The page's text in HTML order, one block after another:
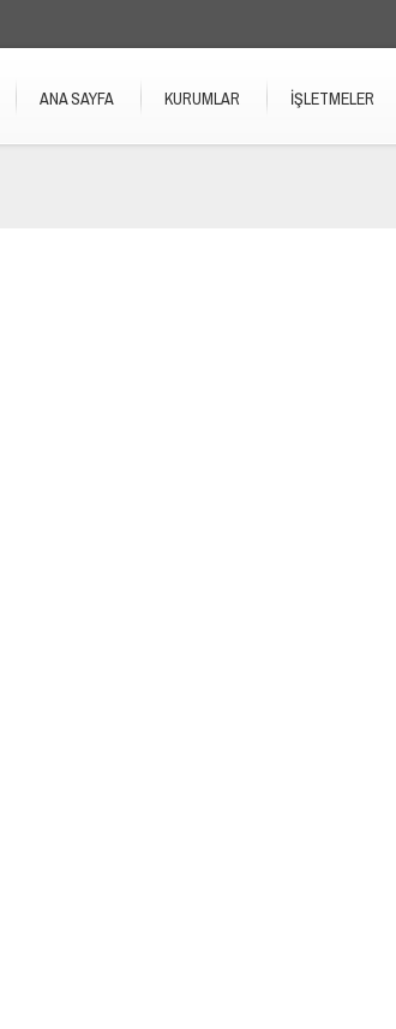
ANA SAYFA KURUMLAR İŞLETMELER